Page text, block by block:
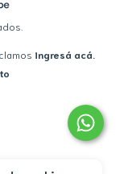
ingresá acá.